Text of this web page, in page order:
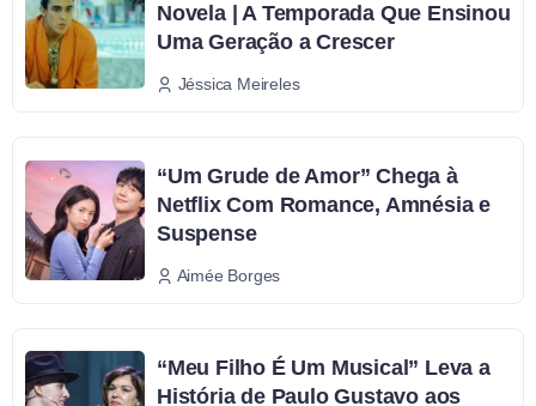
Novela | A Temporada Que Ensinou
Uma Geração a Crescer
Jéssica Meireles
“Um Grude de Amor” Chega à
Netflix Com Romance, Amnésia e
Suspense
Aimée Borges
“Meu Filho É Um Musical” Leva a
História de Paulo Gustavo aos